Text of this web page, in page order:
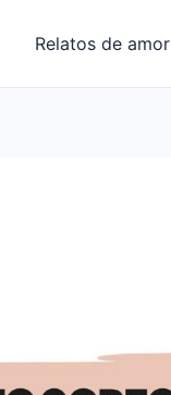
Relatos de amor